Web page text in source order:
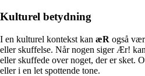
Kulturel betydning
I en kulturel kontekst kan æR også
eller skuffelse. Når nogen siger Ær!
eller skuffede over noget, der er sket.
eller i en let spottende tone.